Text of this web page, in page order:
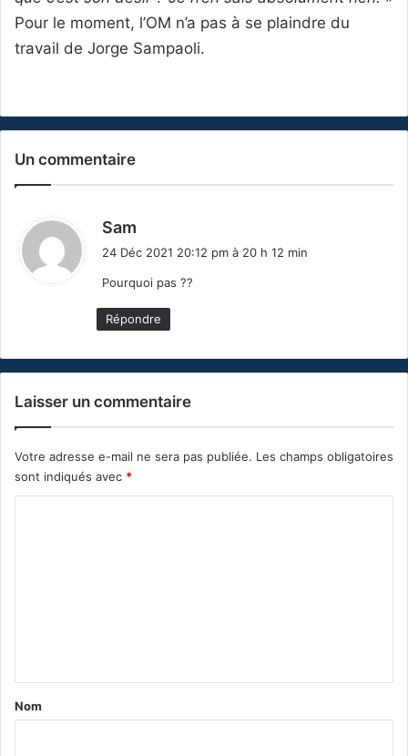
Pour le moment, l’OM n’a pas à se plaindre du
travail de Jorge Sampaoli.
Un commentaire
Sam
:
24 Déc 2021 20:12 pm à 20 h 12 min
Pourquoi pas ??
Répondre
Laisser un commentaire
Votre adresse e-mail ne sera pas publiée. Les champs obligatoires
sont indiqués avec *
a
Nom